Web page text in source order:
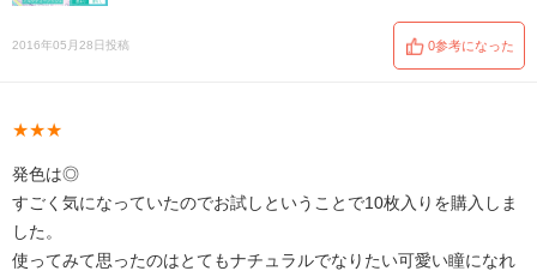
2016年05月28日投稿 0参考になった
★★★
発色は◎
すごく気になっていたのでお試しということで10枚入りを購入しま
した。
使ってみて思ったのはとてもナチュラルでなりたい可愛い瞳になれ